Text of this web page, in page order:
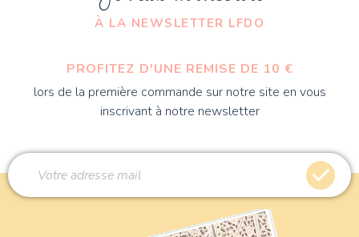
À LA NEWSLETTER LFDO
PROFITEZ D'UNE REMISE DE 10 €
lors de la première commande sur notre site en vous
inscrivant à notre newsletter